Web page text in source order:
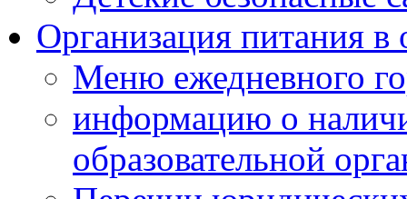
Организация питания в
Меню ежедневного
информацию о
образовательной